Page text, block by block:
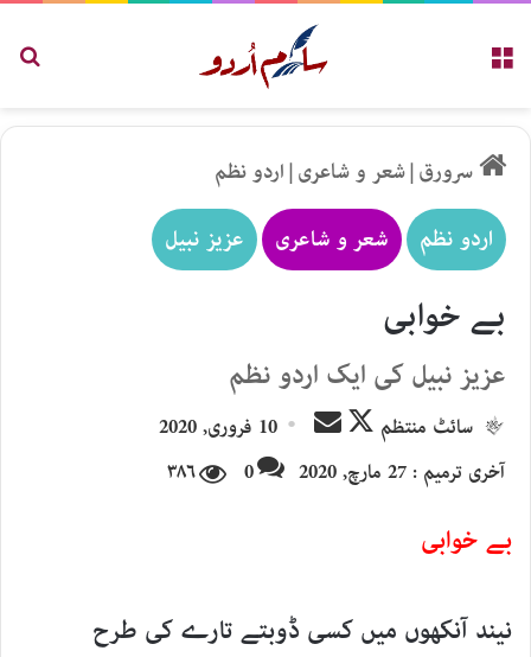
سرورق|شعر و شاعری|اردو نظم
اردو نظم شعر و شاعری عزیز نبیل
بے خوابی
عزیز نبیل کی ایک اردو نظم
سائٹ منتظم
Follow
X
Send
email
10 فروری, 2020
آخری ترمیم : 27 مارچ, 2020
0 ۳۸۶
بے خوابی
نیند آنکھوں میں کسی ڈوبتے تارے کی طرح